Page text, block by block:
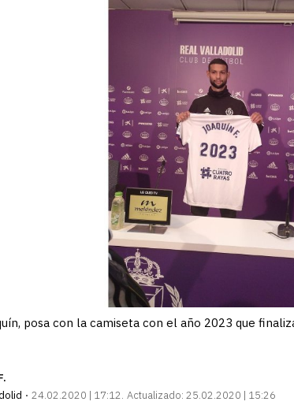
posa con la camiseta con el año 2023 que
24.02.2020 | 17:12 Actualizado: 25.02.2020 | 15:26